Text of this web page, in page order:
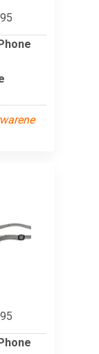
95
95